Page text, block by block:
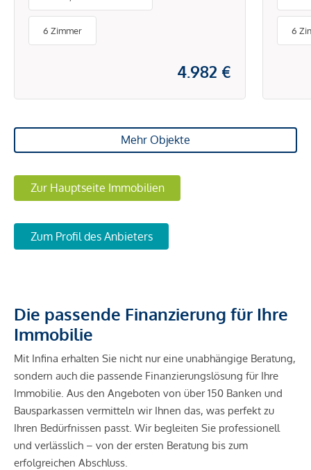
6 Zimmer
4.982 €
6
Mehr Objekte
Zur Hauptseite Immobilien
Zum Profil des Anbieters
Die passende Finanzierung für Ihre
Immobilie
Mit Infina erhalten Sie nicht nur eine unabhängige Beratung,
sondern auch die passende Finanzierungslösung für Ihre
Immobilie. Aus den Angeboten von über 150 Banken und
Bausparkassen vermitteln wir Ihnen das, was perfekt zu
Ihren Bedürfnissen passt. Wir begleiten Sie professionell
und verlässlich – von der ersten Beratung bis zum
erfolgreichen Abschluss.